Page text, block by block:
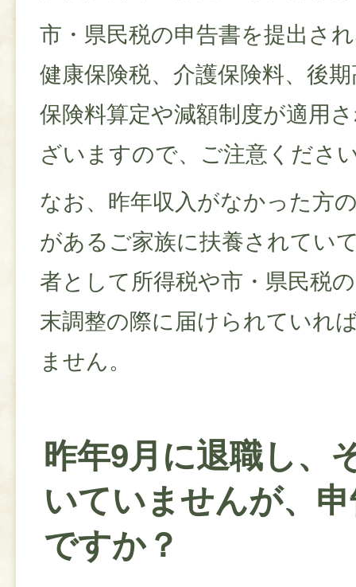
市・県民税の申告書を提出さ
健康保険税、介護保険料、後
保険料算定や減額制度が適用
ざいますので、ご注意くださ
なお、昨年収入がなかった方
があるご家族に扶養されてい
者として所得税や市・県民税
末調整の際に届けられていれ
ません。
昨年9月に退職し、
いていませんが、
ですか？